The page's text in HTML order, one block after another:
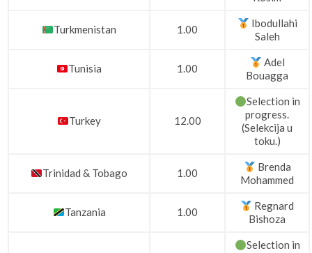
Turkmenistan 1.00
Ibodullahi
Saleh
Tunisia 1.00
Adel
Bouagga
Turkey 12.00
Selection in
progress.
(Selekcija u
toku.)
Trinidad & Tobago 1.00
Brenda
Mohammed
Tanzania 1.00
Regnard
Bishoza
Selection in